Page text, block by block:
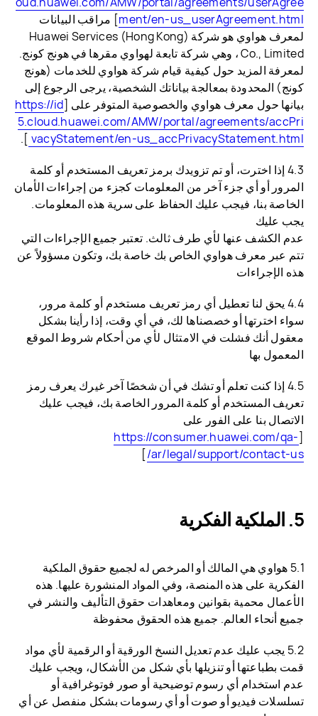
ment/en-us_userAgreement.html] مراقب البيانات
لمعرف هواوي هو شركة Huawei Services (Hong Kong)
Co., Limited ، وهي شركة تابعة لهواوي مقرها في هونج كونج.
لمعرفة المزيد حول كيفية قيام شركة هواوي للخدمات (هونج
كونج) المحدودة بمعالجة بياناتك الشخصية، يرجى الرجوع إلى
بيانها حول معرف هواوي والخصوصية المتوفر على [https://id
5.cloud.huawei.com/AMW/portal/agreements/accPri
vacyStatement/en-us_accPrivacyStatement.html
].
4.3 إذا اخترت، أو تم تزويدك برمز تعريف المستخدم أو كلمة
المرور أو أي جزء آخر من المعلومات كجزء من إجراءات الأمان
الخاصة بنا، فيجب عليك الحفاظ على سرية هذه المعلومات.
يجب عليك
عدم الكشف عنها لأي طرف ثالث. تعتبر جميع الإجراءات التي
تتم عبر معرف هواوي الخاص بك خاصة بك، وتكون مسؤولاً عن
هذه الإجراءات
4.4 يحق لنا تعطيل أي رمز تعريف مستخدم أو كلمة مرور،
سواء اخترتها أو خصصناها لك، في أي وقت، إذا رأينا بشكل
معقول أنك فشلت في الامتثال لأي من أحكام شروط الموقع
المعمول بها
4.5 إذا كنت تعلم أو تشك في أن شخصًا آخر غيرك يعرف رمز
تعريف المستخدم أو كلمة المرور الخاصة بك، فيجب عليك
الاتصال بنا على الفور على
[
https://consumer.huawei.com/qa-
ar/legal/support/contact-us/
]
الملكية الفكرية
5.1 هواوي هي المالك أو المرخص له لجميع حقوق الملكية
الفكرية على هذه المنصة، وفي المواد المنشورة عليها. هذه
الأعمال محمية بقوانين ومعاهدات حقوق التأليف والنشر في
جميع أنحاء العالم. جميع هذه الحقوق محفوظة
5.2 يجب عليك عدم تعديل النسخ الورقية أو الرقمية لأي مواد
قمت بطباعتها أو تنزيلها بأي شكل من الأشكال، ويجب عليك
عدم استخدام أي رسوم توضيحية أو صور فوتوغرافية أو
تسلسلات فيديو أو صوت أو أي رسومات بشكل منفصل عن أي